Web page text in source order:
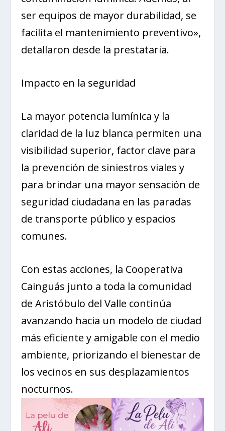
ser equipos de mayor durabilidad, se
facilita el mantenimiento preventivo»,
detallaron desde la prestataria.
Impacto en la seguridad
La mayor potencia lumínica y la
claridad de la luz blanca permiten una
visibilidad superior, factor clave para
la prevención de siniestros viales y
para brindar una mayor sensación de
seguridad ciudadana en las paradas
de transporte público y espacios
comunes.
Con estas acciones, la Cooperativa
Cainguás junto a toda la comunidad
de Aristóbulo del Valle continúa
avanzando hacia un modelo de ciudad
más eficiente y amigable con el medio
ambiente, priorizando el bienestar de
los vecinos en sus desplazamientos
nocturnos.